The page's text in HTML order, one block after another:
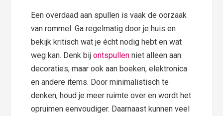
Een overdaad aan spullen is vaak de oorzaak
van rommel. Ga regelmatig door je huis en
bekijk kritisch wat je écht nodig hebt en wat
weg kan. Denk bijontspullen niet alleen aan
decoraties, maar ook aan boeken, elektronica
en andere items. Door minimalistisch te
denken, houd je meer ruimte over en wordt het
opruimen eenvoudiger. Daarnaast kunnen veel